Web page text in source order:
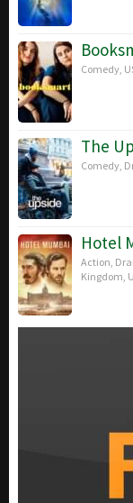
Comedy
The
Comedy
Hotel
Action
Kingdom